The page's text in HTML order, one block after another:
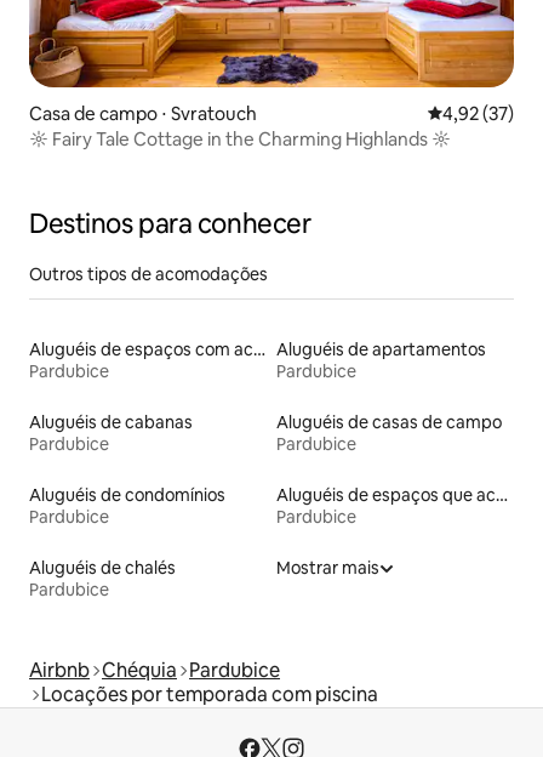
Casa de campo ⋅ Svratouch 4,92 de uma
4,92 (37)
☼ Fairy Tale Cottage in the Charming Highlands ☼
Destinos para conhecer
Outros tipos de acomodações
Aluguéis de espaços com acesso direto a pistas de esqui
Pardubice
Aluguéis de apartamentos
Pardubice
Aluguéis de cabanas
Pardubice
Aluguéis de casas de campo
Pardubice
Aluguéis de condomínios
Pardubice
Aluguéis de espaços que aceitam animais de estimação
Pardubice
Aluguéis de chalés
Pardubice
Mostrar mais
Airbnb Chéquia Pardubice
Locações por temporada com piscina